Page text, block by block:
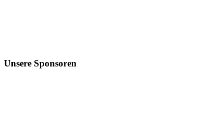
Unsere Sponsoren